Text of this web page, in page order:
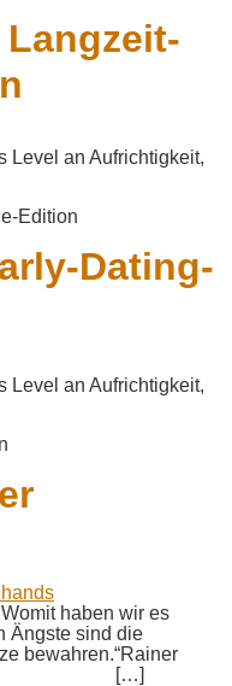
Level an Aufrichtigkeit,
Edition
Dating-
Level an Aufrichtigkeit,
haben wir es
Ängste sind die
bewahren.“Rainer
[…]